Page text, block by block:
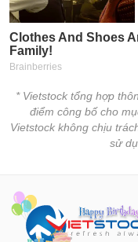
* Vietstock tổng hợp
điểm công bố cho
Vietstock không chịu
sử
cụ
tư
Truyền
thông